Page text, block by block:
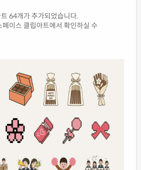
64개가 추가되었습니다.
이스 클립아트에서 확인하실 수